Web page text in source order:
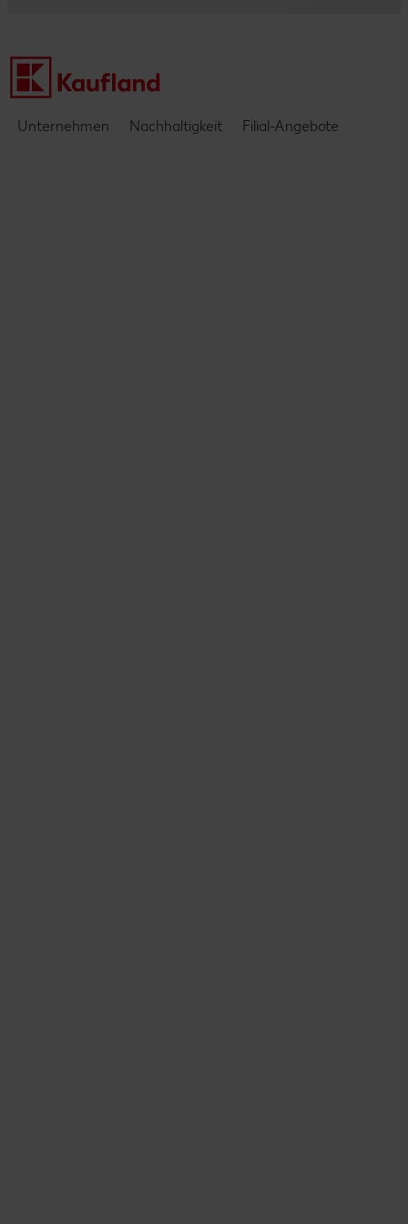
Unternehmen Nachhaltigkeit Filial-Angebote